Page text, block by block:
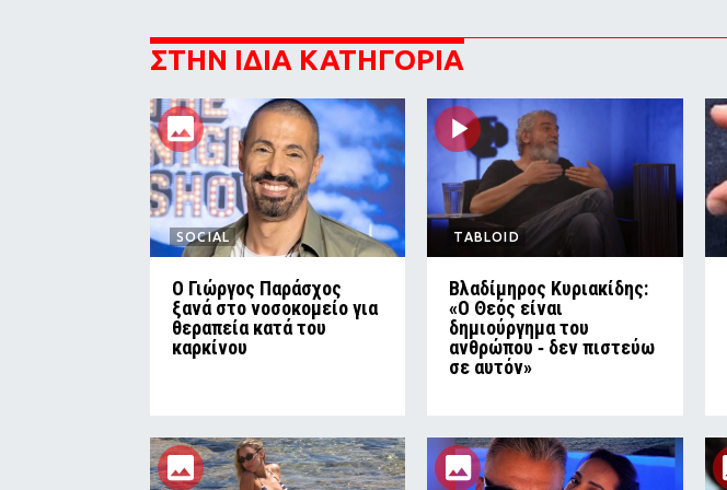
ΣΤΗΝ ΙΔΙΑ ΚΑΤΗΓΟΡΙΑ
SOCIAL
O Γιώργος Παράσχος
ξανά στο νοσοκομείο για
θεραπεία κατά του
καρκίνου
TABLOID
Βλαδίμηρος Κυριακίδης:
«Ο Θεός είναι
δημιούργημα του
ανθρώπου ‑ δεν πιστεύω
σε αυτόν»